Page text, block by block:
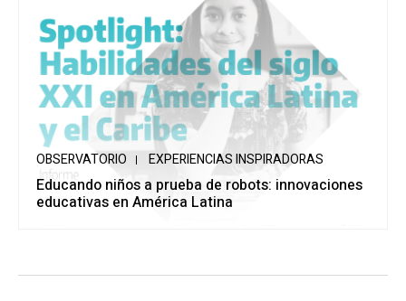
OBSERVATORIO EXPERIENCIAS INSPIRADORAS
Educando niños a prueba de robots: innovaciones
educativas en América Latina